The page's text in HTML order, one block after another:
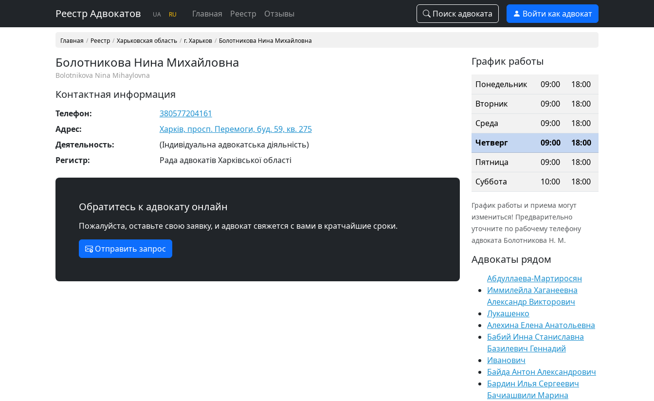
Реестр Адвокатов UA RU Главная Реестр Отзывы Поиск адвоката Войти как адвокат
Главная Реестр Харьковская область г. Харьков Болотникова Нина Михайловна
Болотникова Нина Михайловна
Bolotnikova Nina Mihaylovna
Контактная информация
Телефон:
380577204161
Адрес:
Харків, просп. Перемоги, буд. 59, кв. 275
Деятельность:
(Індивідуальна адвокатська діяльність)
Регистр:
Рада адвокатів Харківської області
Обратитесь к адвокату онлайн
Пожалуйста, оставьте свою заявку, и адвокат свяжется с вами в кратчайшие сроки.
Отправить запрос
График работы
Понедельник 09:00
18:00
Вторник
09:00
18:00
Среда
09:00
18:00
Четверг
09:00
18:00
Пятница
09:00
18:00
Суббота
10:00 18:00
График работы и приема могут
измениться! Предварительно
уточните по рабочему телефону
адвоката Болотникова Н. М.
Адвокаты рядом
Абдуллаева-Мартиросян
Иммилейла Хаганеевна
Александр Викторович
Лукашенко
Алехина Елена Анатольевна
Бабий Инна Станиславна
Базилевич Геннадий
Иванович
Байда Антон Александрович
Бардин Илья Сергеевич
Бачиашвили Марина